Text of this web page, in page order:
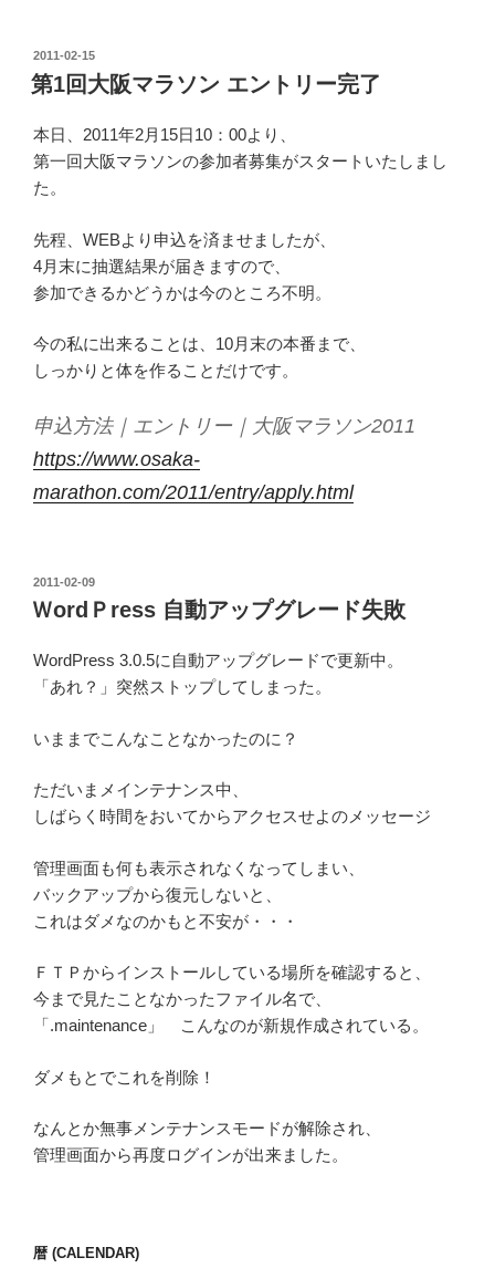
投
稿
日:
2011-02-15
第1回大阪マラソン エントリー完了
本日、2011年2月15日10：00より、
第一回大阪マラソンの参加者募集がスタートいたしまし
た。
先程、WEBより申込を済ませましたが、
4月末に抽選結果が届きますので、
参加できるかどうかは今のところ不明。
今の私に出来ることは、10月末の本番まで、
しっかりと体を作ることだけです。
申込方法｜エントリー｜大阪マラソン2011
https://www.osaka-
marathon.com/2011/entry/apply.html
投
稿
日:
2011-02-09
ＷordＰress 自動アップグレード失敗
WordPress 3.0.5に自動アップグレードで更新中。
「あれ？」突然ストップしてしまった。
いままでこんなことなかったのに？
ただいまメインテナンス中、
しばらく時間をおいてからアクセスせよのメッセージ
管理画面も何も表示されなくなってしまい、
バックアップから復元しないと、
これはダメなのかもと不安が・・・
ＦＴＰからインストールしている場所を確認すると、
今まで見たことなかったファイル名で、
「.maintenance」 こんなのが新規作成されている。
ダメもとでこれを削除！
なんとか無事メンテナンスモードが解除され、
管理画面から再度ログインが出来ました。
暦 (CALENDAR)